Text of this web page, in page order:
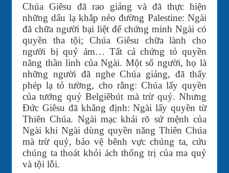
Chúa Giêsu đã rao giảng và đã thực hiện
những dấu lạ khắp nẻo đường Palestine: Ngài
đã chữa người bại liệt để chứng minh Ngài có
quyền tha tội; Chúa Giêsu chữa lành cho
người bị quỷ ám… Tất cả chứng tỏ quyền
năng thần linh của Ngài. Một số người, họ là
những người đã nghe Chúa giảng, đã thấy
phép lạ tỏ tường, cho rằng: Chúa lấy quyền
của tướng quỷ Belgiêbút mà trừ quỷ. Nhưng
Ðức Giêsu đã khẳng định: Ngài lấy quyền từ
Thiên Chúa. Ngài mạc khải rõ sứ mệnh của
Ngài khi Ngài dùng quyền năng Thiên Chúa
mà trừ quỷ, bảo vệ bênh vực chúng ta, cứu
chúng ta thoát khỏi ách thống trị của ma quỷ
và tội lỗi.